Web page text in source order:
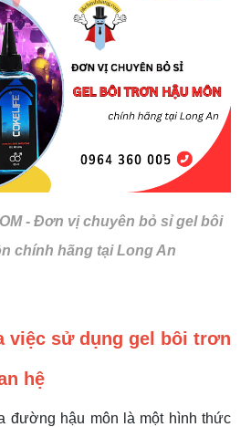
- Đơn vị chuyên bỏ sỉ gel bôi
chính hãng tại Long An
việc sử dụng gel bôi trơn
hệ
đường hậu môn là một hình thức